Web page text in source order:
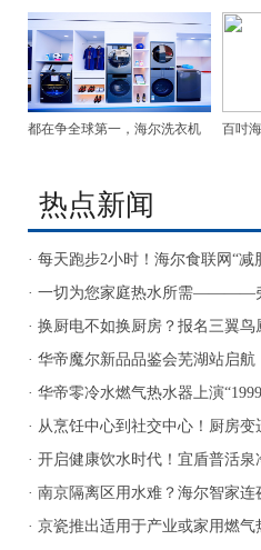
水坐稳第一 器如
都在争全球第一，海尔洗衣机 百吋
热点新闻
· 每天跑步2小时！海尔食联网“减
· 一切为您家庭热水所需————
· 换厨电不如换厨房？报名三翼
答案了
· 华帝魔尔新品品鉴会芜湖站启
· 华帝零冷水燃气热水器上演
打破底价
· 从烹饪中心到社交中心！厨房
· 开启健康饮水时代！宜盾普活
质，微矿健康饮水
· 南京隔离区用水难？海尔智家
决
· 京瓷推出适用于产业或家用燃